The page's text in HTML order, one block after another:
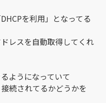
を利用」となってる
レスを自動取得してくれ
ようになっていて
続されてるかどうかを